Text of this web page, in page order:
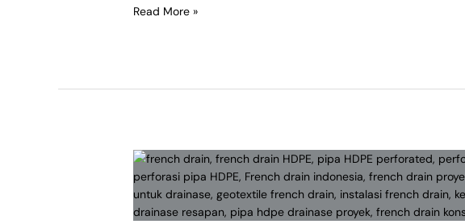
Read More »
Cara
Kerja
French
Drain